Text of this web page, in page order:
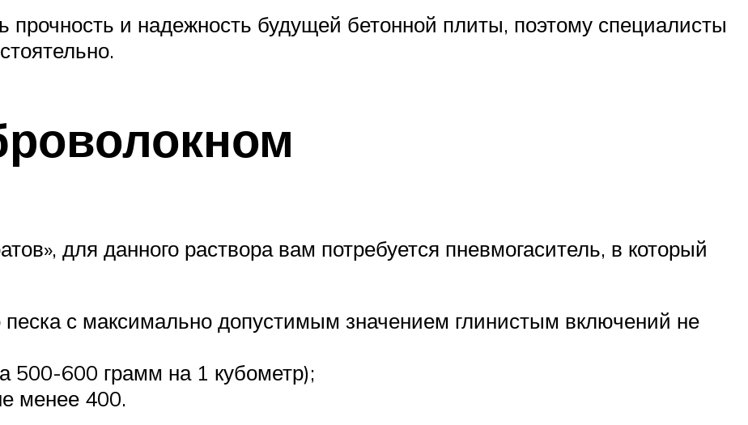
прочность и надежность будущей бетонной плиты, поэтому специалисты
для данного раствора вам потребуется пневмогаситель, в который
песка с максимально допустимым значением глинистым включений не
500-600 грамм на 1 кубометр);
менее 400.